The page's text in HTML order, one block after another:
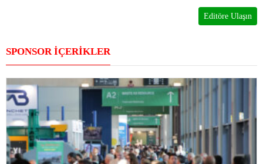
Editöre Ulaşın
SPONSOR İÇERİKLER